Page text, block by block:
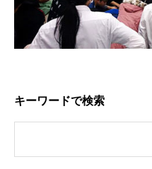
キーワードで検索